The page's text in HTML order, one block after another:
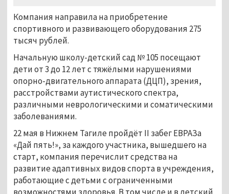
Компания направила на приобретение
спортивного и развивающего оборудования 275
тысяч рублей.
Начальную школу-детский сад № 105 посещают
дети от 3 до 12 лет с тяжёлыми нарушениями
опорно-двигательного аппарата (ДЦП), зрения,
расстройствами аутистического спектра,
различными неврологическими и соматическими
заболеваниями.
22 мая в Нижнем Тагиле пройдёт II забег ЕВРАЗа
«Дай пять!», за каждого участника, вышедшего на
старт, компания перечислит средства на
развитие адаптивных видов спорта в учреждения,
работающие с детьми с ограниченными